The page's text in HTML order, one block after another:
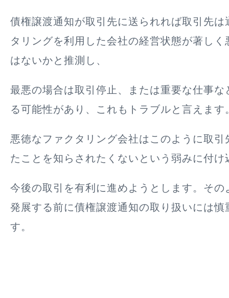
債権譲渡通知が取引先に送られれば取引先は
タリングを利用した会社の経営状態が著し
はないかと推測し、
最悪の場合は取引停止、または重要な仕事な
る可能性があり、これもトラブルと言えます
悪徳なファクタリング会社はこのように取引
たことを知らされたくないという弱みに付け
今後の取引を有利に進めようとします。その
発展する前に債権譲渡通知の取り扱いには慎
す。